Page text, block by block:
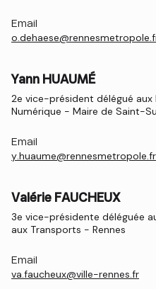
Email
Yann HUAUMÉ
2e vice-président délégué aux
Numérique - Maire de Saint-
Email
y.huaume@rennesmetropole.fr
Valérie FAUCHEUX
3e vice-présidente déléguée
aux Transports - Rennes
Email
va.faucheux@ville-rennes.fr